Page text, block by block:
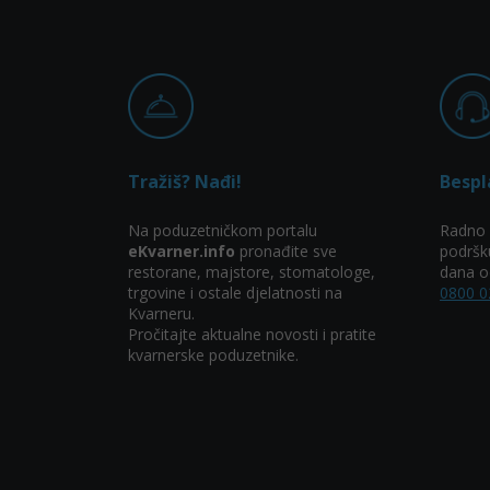
Tražiš? Nađi!
Na poduzetničkom portalu
eKvarner.info pronađite sve
restorane, majstore, stomatologe,
trgovine i ostale djelatnosti na
Kvarneru.
Pročitajte aktualne novosti i pratite
kvarnerske poduzetnike.
dana
0800